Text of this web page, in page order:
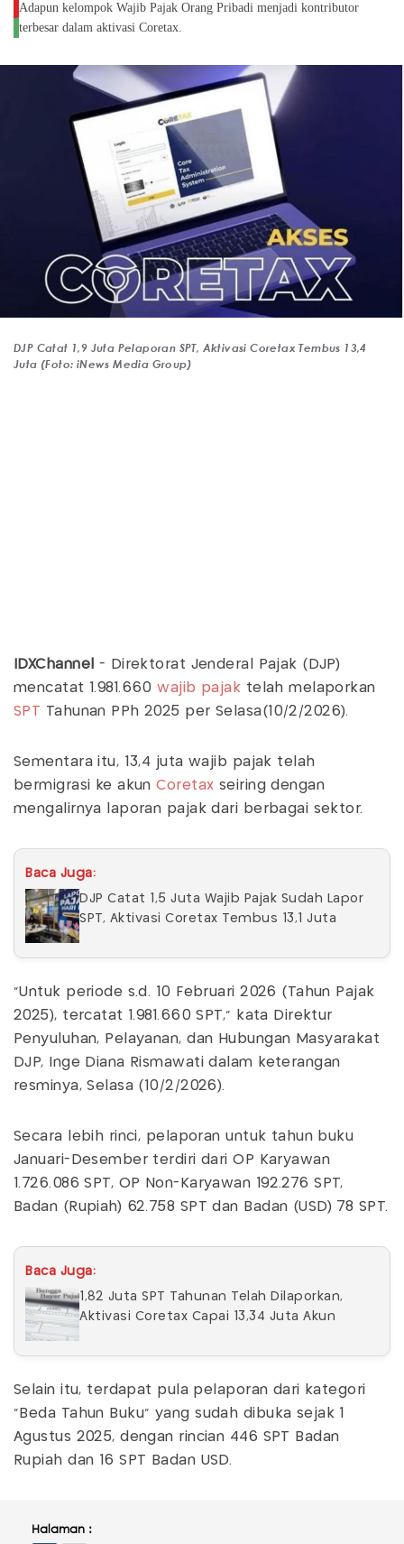
Adapun kelompok Wajib Pajak Orang Pribadi menjadi kontributor
terbesar dalam aktivasi Coretax.
DJP Catat 1,9 Juta Pelaporan SPT, Aktivasi Coretax Tembus 13,4
Juta (Foto: iNews Media Group)
IDXChannel - Direktorat Jenderal Pajak (DJP)
mencatat 1.981.660wajib pajak telah melaporkan
SPT Tahunan PPh 2025 per Selasa(10/2/2026).
Sementara itu, 13,4 juta wajib pajak telah
bermigrasi ke akunCoretax seiring dengan
mengalirnya laporan pajak dari berbagai sektor.
Baca Juga:
DJP Catat 1,5 Juta Wajib Pajak Sudah Lapor
SPT, Aktivasi Coretax Tembus 13,1 Juta
"Untuk periode s.d. 10 Februari 2026 (Tahun Pajak
2025), tercatat 1.981.660 SPT," kata Direktur
Penyuluhan, Pelayanan, dan Hubungan Masyarakat
DJP, Inge Diana Rismawati dalam keterangan
resminya, Selasa (10/2/2026).
Secara lebih rinci, pelaporan untuk tahun buku
Januari-Desember terdiri dari OP Karyawan
1.726.086 SPT, OP Non-Karyawan 192.276 SPT,
Badan (Rupiah) 62.758 SPT dan Badan (USD) 78 SPT.
Baca Juga:
1,82 Juta SPT Tahunan Telah Dilaporkan,
Aktivasi Coretax Capai 13,34 Juta Akun
Selain itu, terdapat pula pelaporan dari kategori
"Beda Tahun Buku" yang sudah dibuka sejak 1
Agustus 2025, dengan rincian 446 SPT Badan
Rupiah dan 16 SPT Badan USD.
Halaman :